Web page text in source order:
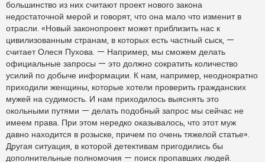
большинство из них считают проект нового закона
недостаточной мерой и говорят, что она мало что изменит в
отрасли. «Новый законопроект может приблизить нас к
цивилизованным странам, в которых есть частный сыск, —
считает Олеся Пухова. — Например, мы сможем делать
официальные запросы — это должно сократить количество
усилий по добыче информации. К нам, например, неоднократно
приходили женщины, которые хотели проверить гражданских
мужей на судимость. И нам приходилось выяснять это
окольными путями — делать подобный запрос мы сейчас не
имеем права. При этом нередко оказывалось, что этот муж
давно находится в розыске, причем по очень тяжелой статье».
Другая ситуация, в которой детективам пригодились бы
дополнительные полномочия — поиск пропавших людей.